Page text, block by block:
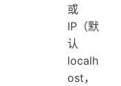
或
IP（默
认
localh
ost，